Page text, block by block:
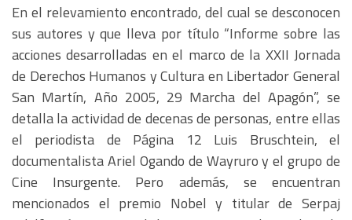
En el relevamiento encontrado, del cual se desconocen
sus autores y que lleva por título “Informe sobre las
acciones desarrolladas en el marco de la XXII Jornada
de Derechos Humanos y Cultura en Libertador General
San Martín, Año 2005, 29 Marcha del Apagón”, se
detalla la actividad de decenas de personas, entre ellas
el periodista de Página 12 Luis Bruschtein, el
documentalista Ariel Ogando de Wayruro y el grupo de
Cine Insurgente. Pero además, se encuentran
mencionados el premio Nobel y titular de Serpaj